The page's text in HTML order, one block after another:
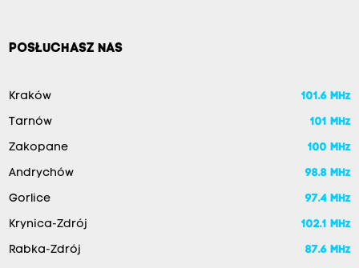
POSŁUCHASZ NAS
Kraków 101.6 MHz
Tarnów 101 MHz
Zakopane 100 MHz
Andrychów 98.8 MHz
Gorlice 97.4 MHz
Krynica-Zdrój 102.1 MHz
Rabka-Zdrój 87.6 MHz